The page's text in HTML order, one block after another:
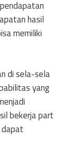
hasil
memiliki
di sela-sela
yang
bekerja part